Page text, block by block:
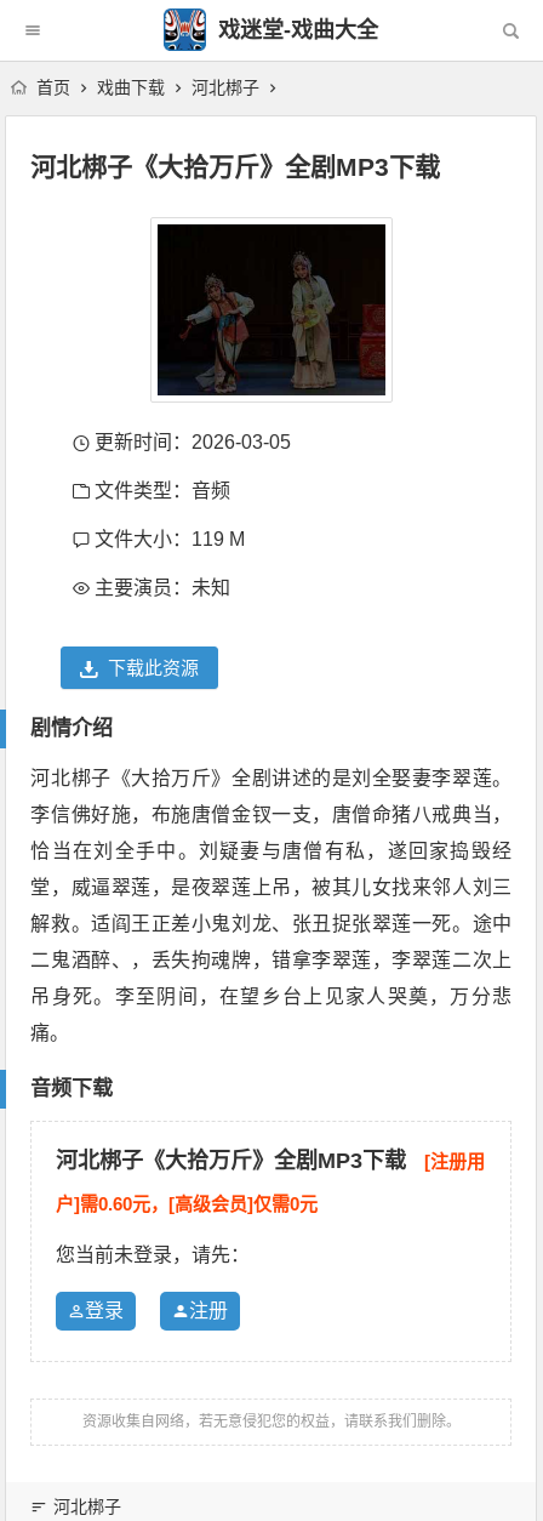
戏迷堂-戏曲大全
首页 戏曲下载 河北梆子
河北梆子《大拾万斤》全剧MP3下载
更新时间：2026-03-05
文件类型：音频
文件大小：119 M
主要演员：未知
下载此资源
剧情介绍
河北梆子《大拾万斤》全剧讲述的是刘全娶妻李翠莲。
李信佛好施，布施唐僧金钗一支，唐僧命猪八戒典当，
恰当在刘全手中。刘疑妻与唐僧有私，遂回家捣毁经
堂，威逼翠莲，是夜翠莲上吊，被其儿女找来邻人刘三
解救。适阎王正差小鬼刘龙、张丑捉张翠莲一死。途中
二鬼酒醉、，丢失拘魂牌，错拿李翠莲，李翠莲二次上
吊身死。李至阴间，在望乡台上见家人哭奠，万分悲
痛。
音频下载
河北梆子《大拾万斤》全剧MP3下载 [注册用
户]需0.60元，[高级会员]仅需0元
您当前未登录，请先：
登录 注册
资源收集自网络，若无意侵犯您的权益，请联系我们删除。
河北梆子